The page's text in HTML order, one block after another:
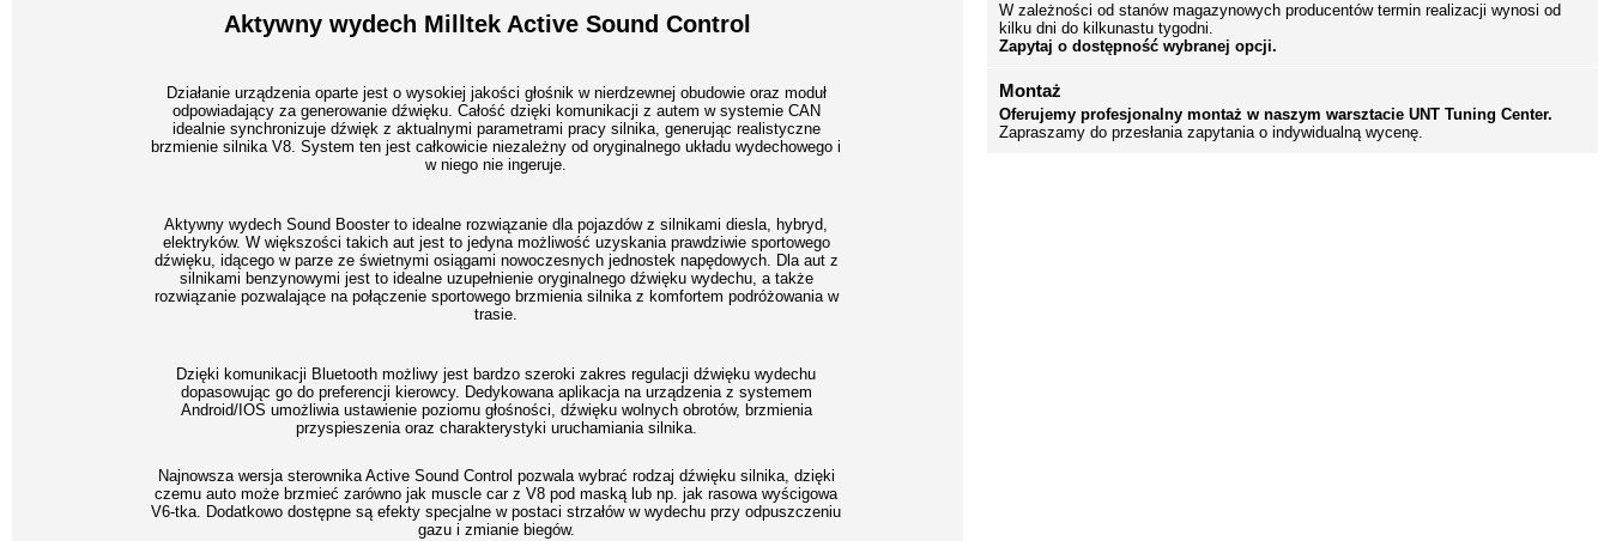
Aktywny wydech Milltek Active Sound Control
Działanie urządzenia oparte jest o wysokiej jakości głośnik w nierdzewnej obudowie oraz moduł
odpowiadający za generowanie dźwięku. Całość dzięki komunikacji z autem w systemie CAN
idealnie synchronizuje dźwięk z aktualnymi parametrami pracy silnika, generując realistyczne
brzmienie silnika V8. System ten jest całkowicie niezależny od oryginalnego układu wydechowego i
w niego nie ingeruje.
Aktywny wydech Sound Booster to idealne rozwiązanie dla pojazdów z silnikami diesla, hybryd,
elektryków. W większości takich aut jest to jedyna możliwość uzyskania prawdziwie sportowego
dźwięku, idącego w parze ze świetnymi osiągami nowoczesnych jednostek napędowych. Dla aut z
silnikami benzynowymi jest to idealne uzupełnienie oryginalnego dźwięku wydechu, a także
rozwiązanie pozwalające na połączenie sportowego brzmienia silnika z komfortem podróżowania w
trasie.
Dzięki komunikacji Bluetooth możliwy jest bardzo szeroki zakres regulacji dźwięku wydechu
dopasowując go do preferencji kierowcy. Dedykowana aplikacja na urządzenia z systemem
Android/IOS umożliwia ustawienie poziomu głośności, dźwięku wolnych obrotów, brzmienia
przyspieszenia oraz charakterystyki uruchamiania silnika.
Najnowsza wersja sterownika Active Sound Control pozwala wybrać rodzaj dźwięku silnika, dzięki
czemu auto może brzmieć zarówno jak muscle car z V8 pod maską lub np. jak rasowa wyścigowa
V6-tka. Dodatkowo dostępne są efekty specjalne w postaci strzałów w wydechu przy odpuszczeniu
gazu i zmianie biegów.
W zależności od stanów magazynowych producentów termin realizacji wynosi od
kilku dni do kilkunastu tygodni.
Zapytaj o dostępność wybranej opcji.
Montaż
Oferujemy profesjonalny montaż w naszym warsztacie UNT Tuning Center.
Zapraszamy do przesłania zapytania o indywidualną wycenę.